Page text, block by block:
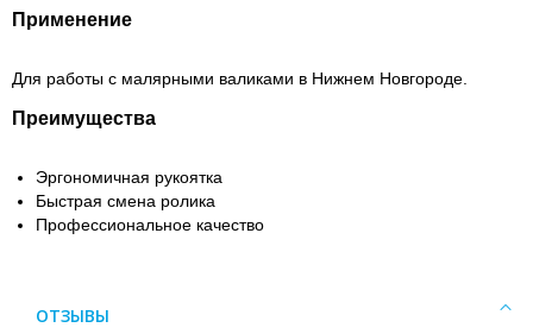
Применение
Для работы с малярными валиками в Нижнем Новгороде.
Преимущества
Эргономичная рукоятка
Быстрая смена ролика
Профессиональное качество
ОТЗЫВЫ